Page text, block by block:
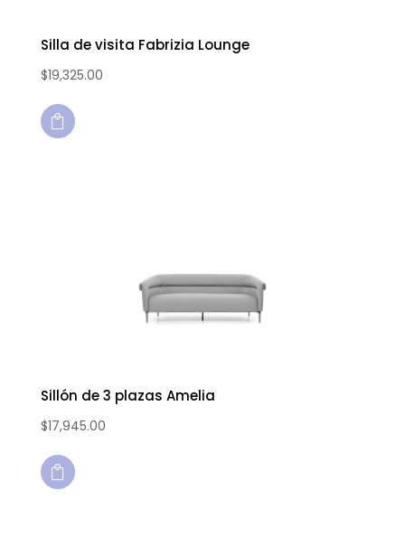
Silla de visita Fabrizia Lounge
$19,325.00

Sillón de 3 plazas Amelia
$17,945.00
